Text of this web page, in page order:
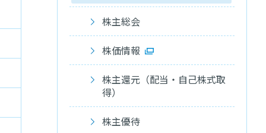
株主総会
株価情報
株主還元（配当・自己株式取
得）
株主優待